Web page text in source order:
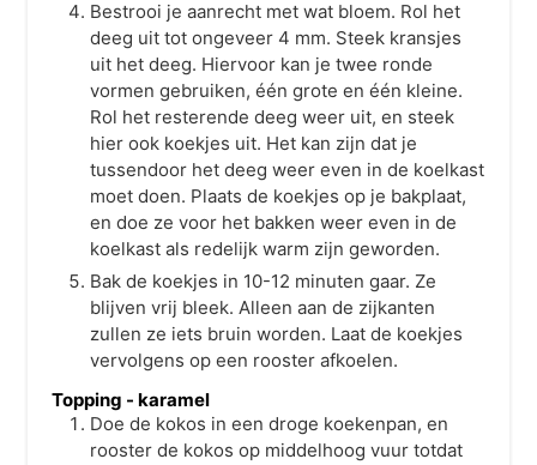
Bestrooi je aanrecht met wat bloem. Rol het
deeg uit tot ongeveer 4 mm. Steek kransjes
uit het deeg. Hiervoor kan je twee ronde
vormen gebruiken, één grote en één kleine.
Rol het resterende deeg weer uit, en steek
hier ook koekjes uit. Het kan zijn dat je
tussendoor het deeg weer even in de koelkast
moet doen. Plaats de koekjes op je bakplaat,
en doe ze voor het bakken weer even in de
koelkast als redelijk warm zijn geworden.
Bak de koekjes in 10-12 minuten gaar. Ze
blijven vrij bleek. Alleen aan de zijkanten
zullen ze iets bruin worden. Laat de koekjes
vervolgens op een rooster afkoelen.
Topping - karamel
Doe de kokos in een droge koekenpan, en
rooster de kokos op middelhoog vuur totdat